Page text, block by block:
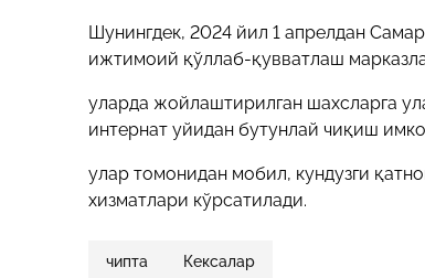
Шунингдек, 2024 йил 1 апрелдан
ижтимоий қўллаб-қувватлаш
уларда жойлаштирилган шахсларга
интернат уйидан бутунлай чиқиш
улар томонидан мобил, кундузги
хизматлари кўрсатилади.
чипта Кексалар